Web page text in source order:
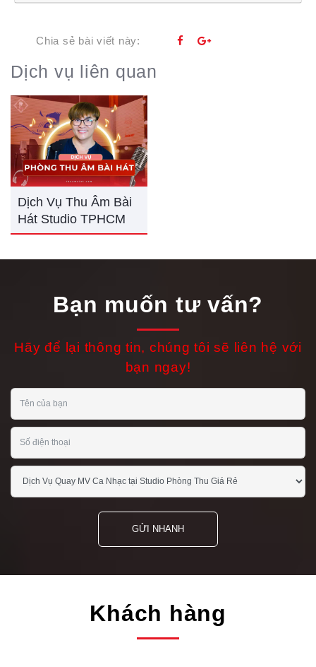
Chia sẻ bài viết này:
Dịch vụ liên quan
Dịch Vụ Thu Âm Bài
Hát Studio TPHCM
Bạn muốn tư vấn?
Hãy để lại thông tin, chúng tôi sẽ liên hệ với
bạn ngay!
GỬI NHANH
Khách hàng